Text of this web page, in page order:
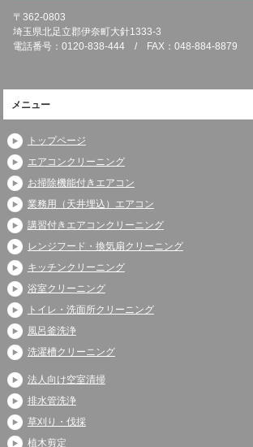
〒362-0803
埼玉県北足立郡伊奈町大針1333-3
電話番号：0120-838-444 / FAX：048-884-8879
メニュー
トップページ
エアコンクリーニング
お掃除機能付きエアコン
業務用（天井埋込）エアコン
講習付きエアコンクリーニング
レンジフード・換気扇クリーニング
キッチンクリーニング
浴室クリーニング
トイレ・洗面所クリーニング
風呂釜洗浄
洗濯槽クリーニング
法人向け空室清掃
排水管洗浄
草刈り・伐採
植木剪定